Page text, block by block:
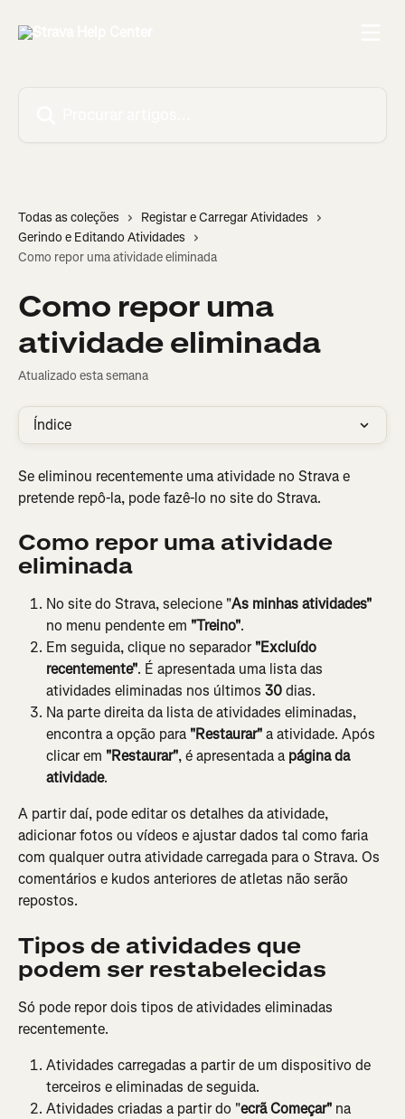
Todas as coleções
Registar e Carregar Atividades
Gerindo e Editando Atividades
Como repor uma atividade eliminada
Como repor uma
atividade eliminada
Atualizado esta semana
Índice
Se eliminou recentemente uma atividade no Strava e
pretende repô-la, pode fazê-lo no site do Strava.
Como repor uma atividade
eliminada
No site do Strava, selecione "As minhas atividades"
no menu pendente em "Treino".
Em seguida, clique no separador "Excluído
recentemente". É apresentada uma lista das
atividades eliminadas nos últimos 30 dias.
Na parte direita da lista de atividades eliminadas,
encontra a opção para "Restaurar" a atividade. Após
clicar em "Restaurar", é apresentada a página da
atividade.
A partir daí, pode editar os detalhes da atividade,
adicionar fotos ou vídeos e ajustar dados tal como faria
com qualquer outra atividade carregada para o Strava. Os
comentários e kudos anteriores de atletas não serão
repostos.
Tipos de atividades que
podem ser restabelecidas
Só pode repor dois tipos de atividades eliminadas
recentemente.
Atividades carregadas a partir de um dispositivo de
terceiros e eliminadas de seguida.
Atividades criadas a partir do "ecrã Começar" na